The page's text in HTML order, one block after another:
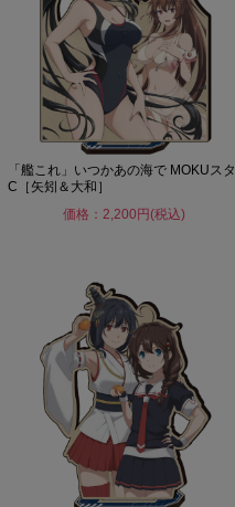
「艦これ」いつかあの海で MOKUスタ
C［矢矧＆大和］
価格：2,200円(税込)